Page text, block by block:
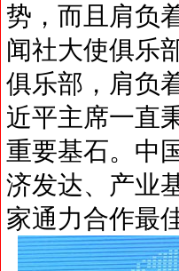
势，而且肩负
闻社大使俱乐
俱乐部，肩负
近平主席一直
重要基石。中
济发达、产业
家通力合作最